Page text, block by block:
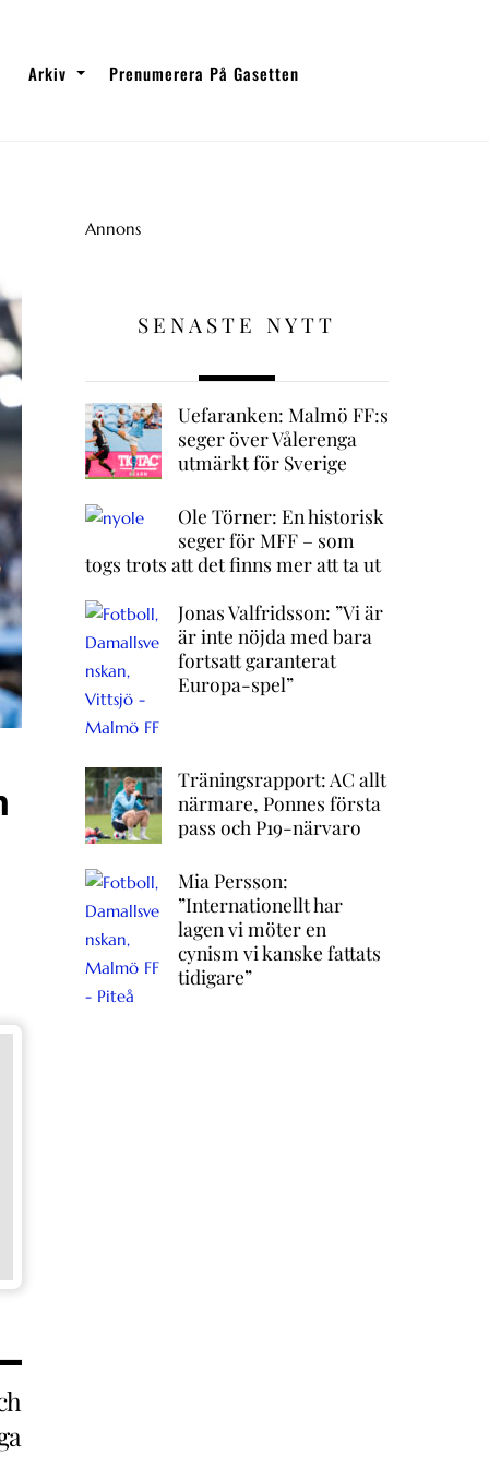
Arkiv Prenumerera På Gasetten
Annons
SENASTE NYTT
Uefaranken: Malmö FF:s
seger över Vålerenga
utmärkt för Sverige
Ole Törner: En historisk
seger för MFF – som
togs trots att det finns mer att ta ut
Jonas Valfridsson: ”Vi är
är inte nöjda med bara
fortsatt garanterat
Europa-spel”
Träningsrapport: AC allt
närmare, Ponnes första
pass och P19-närvaro
Mia Persson:
”Internationellt har
lagen vi möter en
cynism vi kanske fattats
tidigare”